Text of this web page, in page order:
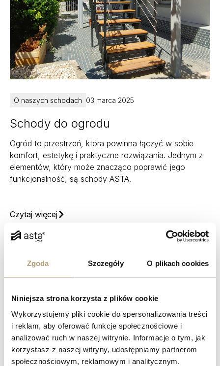
Zgoda Szczegóły O plikach cookies
Niniejsza strona korzysta z plików cookie
Wykorzystujemy pliki cookie do spersonalizowania treści
i reklam, aby oferować funkcje społecznościowe i
analizować ruch w naszej witrynie. Informacje o tym, jak
korzystasz z naszej witryny, udostępniamy partnerom
społecznościowym, reklamowym i analitycznym.
O naszych schodach 03 marca 2025
Schody do ogrodu
Ogród to przestrzeń, która powinna łączyć w sobie
komfort, estetykę i praktyczne rozwiązania. Jednym z
elementów, który może znacząco poprawić jego
funkcjonalność, są schody ASTA.
Czytaj więcej